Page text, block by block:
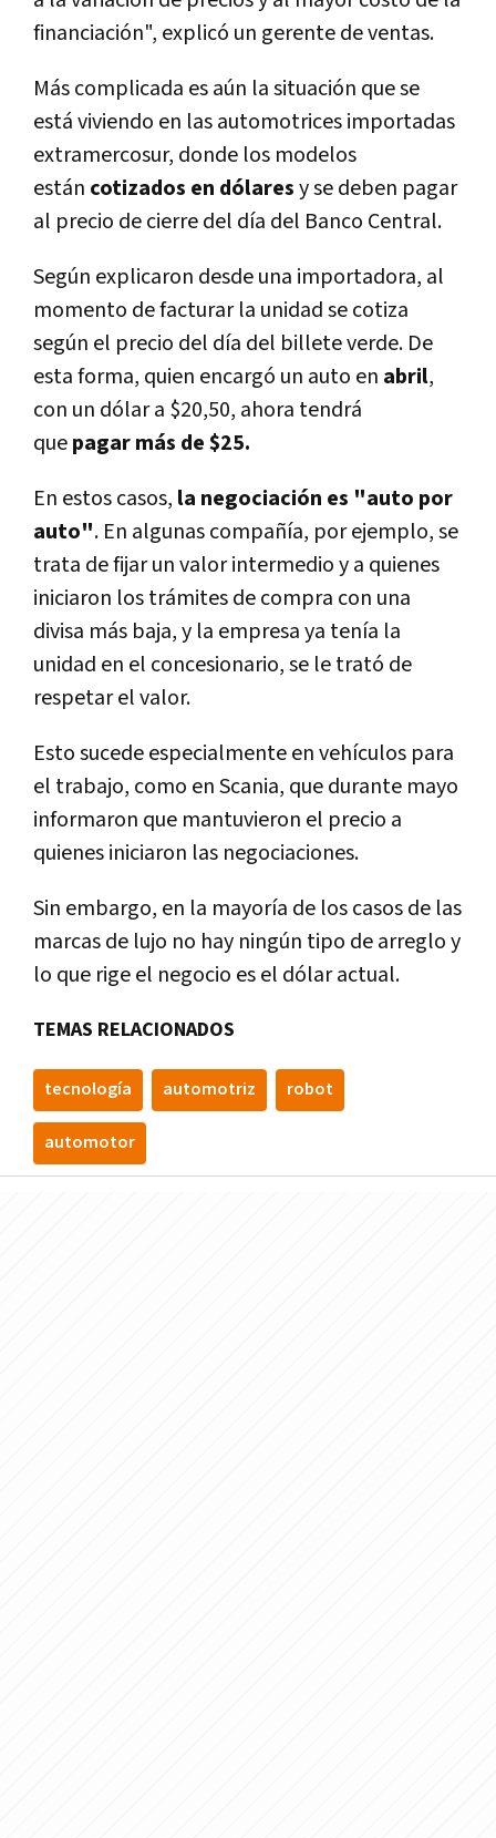
financiación", explicó un gerente de ventas.
Más complicada es aún la situación que se
está viviendo en las automotrices importadas
extramercosur, donde los modelos
están cotizados en dólaresy se deben pagar
al precio de cierre del dí­a del Banco Central.
Según explicaron desde una importadora, al
momento de facturar la unidad se cotiza
según el precio del dí­a del billete verde. De
esta forma, quien encargó un auto en abril,
con un dólar a $20,50, ahora tendrá
quepagar más de $25.
En estos casos, la negociación es "auto por
auto". En algunas compañí­a, por ejemplo, se
trata de fijar un valor intermedio y a quienes
iniciaron los trámites de compra con una
divisa más baja, y la empresa ya tení­a la
unidad en el concesionario, se le trató de
respetar el valor.
Esto sucede especialmente en vehí­culos para
el trabajo, como en Scania, que durante mayo
informaron que mantuvieron el precio a
quienes iniciaron las negociaciones.
Sin embargo, en la mayorí­a de los casos de las
marcas de lujo no hay ningún tipo de arreglo y
lo que rige el negocio es el dólar actual.
TEMAS RELACIONADOS
tecnologí­a automotriz robot
automotor